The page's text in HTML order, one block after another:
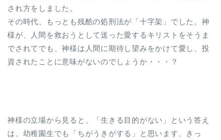
され方をしました。
その時代、もっとも残酷の処刑法が「十字架」でした。神
様が、人間を救おうとして送った愛するキリストをそうま
でされてでも、神様は人間に期待し望みをかけて愛し、投
資されたことに意味がないのでしょうか・・・？
神様の立場から見ると、「生きる目的がない」という答え
は、幼稚園生でも「ちがうきがする」と思います、きっ